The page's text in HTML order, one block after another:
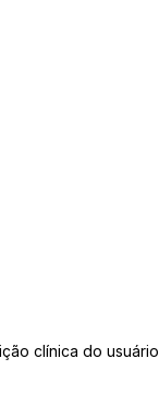
clínica do usuário